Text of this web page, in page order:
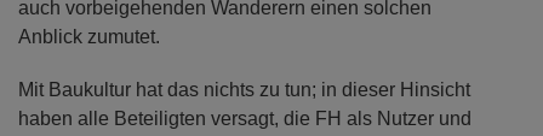
auch vorbeigehenden Wanderern einen solchen
Anblick zumutet.
Mit Baukultur hat das nichts zu tun; in dieser Hinsicht
haben alle Beteiligten versagt, die FH als Nutzer und